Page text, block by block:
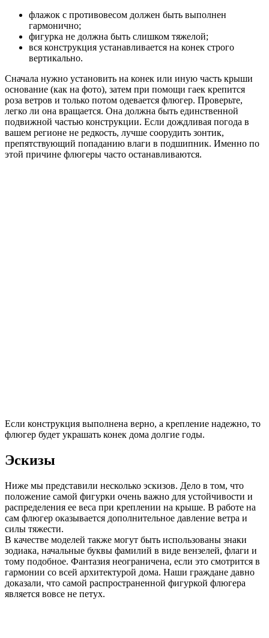
флажок с противовесом должен быть выполнен
гармонично;
фигурка не должна быть слишком тяжелой;
вся конструкция устанавливается на конек строго
вертикально.
Сначала нужно установить на конек или иную часть крыши
основание (как на фото), затем при помощи гаек крепится
роза ветров и только потом одевается флюгер. Проверьте,
легко ли она вращается. Она должна быть единственной
подвижной частью конструкции. Если дождливая погода в
вашем регионе не редкость, лучше соорудить зонтик,
препятствующий попаданию влаги в подшипник. Именно по
этой причине флюгеры часто останавливаются.
Если конструкция выполнена верно, а крепление надежно, то
флюгер будет украшать конек дома долгие годы.
Эскизы
Ниже мы представили несколько эскизов. Дело в том, что
положение самой фигурки очень важно для устойчивости и
распределения ее веса при креплении на крыше. В работе на
сам флюгер оказывается дополнительное давление ветра и
силы тяжести.
В качестве моделей также могут быть использованы знаки
зодиака, начальные буквы фамилий в виде вензелей, флаги и
тому подобное. Фантазия неограничена, если это смотрится в
гармонии со всей архитектурой дома. Наши граждане давно
доказали, что самой распространенной фигуркой флюгера
является вовсе не петух.